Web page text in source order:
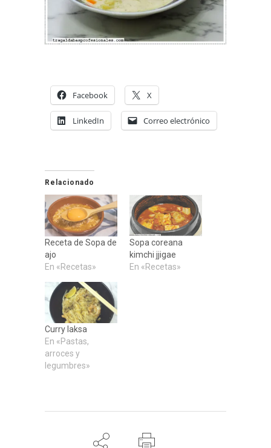
Facebook X
LinkedIn Correo electrónico
Relacionado
Receta de Sopa de
ajo
En «Recetas»
Sopa coreana
kimchi jjigae
En «Recetas»
Curry laksa
En «Pastas,
arroces y
legumbres»